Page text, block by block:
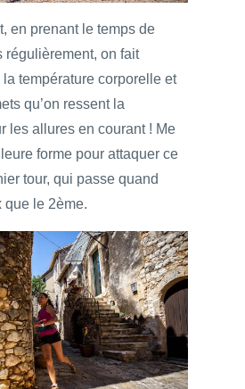
en prenant le temps de
régulièrement, on fait
température corporelle et
qu’on ressent la
les allures en courant ! Me
forme pour attaquer ce
tour, qui passe quand
que le 2ème.